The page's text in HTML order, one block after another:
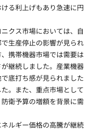
る利上げもあり急速に円
クス市場においては、自
生産停止の影響が見られ
携帯機器市場では需要は
継続しました。産業機器
底打ち感が見られました
。また、重点市場として
衛予算の増額を背景に需
ルギー価格の高騰が継続